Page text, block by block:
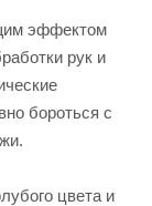
эффектом
рук и
бороться с
цвета и